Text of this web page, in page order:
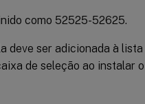
como 52525-52625.
deve ser adicionada à
de seleção ao instalar